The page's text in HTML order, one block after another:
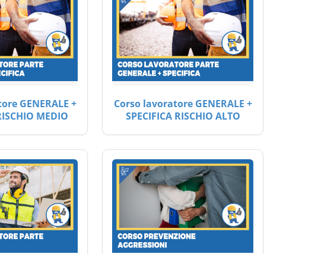
GENERALE +
MEDIO
Corso lavoratore GENERALE +
SPECIFICA RISCHIO ALTO